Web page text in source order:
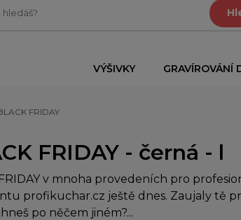
VÝŠIVKY GRAVÍROVÁNÍ
FRIDAY
FRIDAY - černá - l
FRIDAY v mnoha provedeních pro
profikuchar.cz ještě dnes. Zaujaly tě
po něčem jiném?...